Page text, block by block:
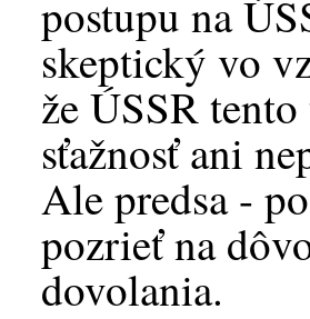
postupu na
skeptický vo
že ÚSSR
sťažnosť ani
Ale predsa -
pozrieť na
dovolania.